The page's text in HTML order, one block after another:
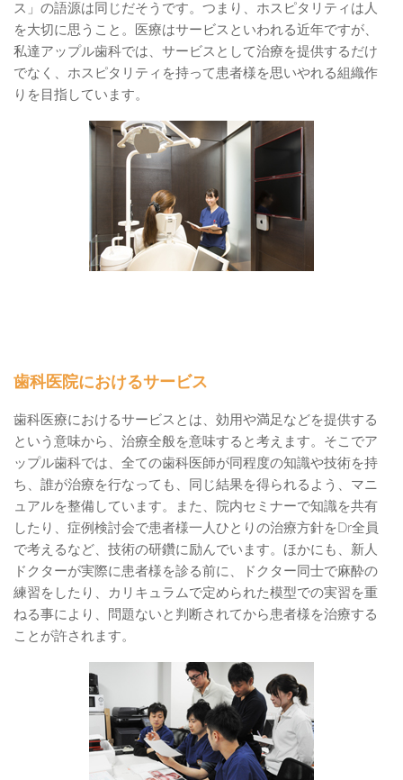
ス」の語源は同じだそうです。つまり、ホスピタリティは人
を大切に思うこと。医療はサービスといわれる近年ですが、
私達アップル歯科では、サービスとして治療を提供するだけ
でなく、ホスピタリティを持って患者様を思いやれる組織作
りを目指しています。
歯科医院におけるサービス
歯科医療におけるサービスとは、効用や満足などを提供する
という意味から、治療全般を意味すると考えます。そこでア
ップル歯科では、全ての歯科医師が同程度の知識や技術を持
ち、誰が治療を行なっても、同じ結果を得られるよう、マニ
ュアルを整備しています。また、院内セミナーで知識を共有
したり、症例検討会で患者様一人ひとりの治療方針をDr全員
で考えるなど、技術の研鑽に励んでいます。ほかにも、新人
ドクターが実際に患者様を診る前に、ドクター同士で麻酔の
練習をしたり、カリキュラムで定められた模型での実習を重
ねる事により、問題ないと判断されてから患者様を治療する
ことが許されます。